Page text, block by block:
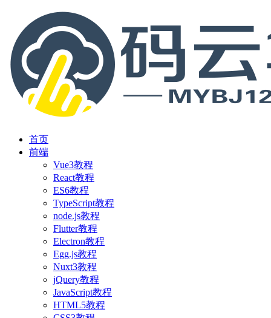
首页
前端
Vue3教程
React教程
ES6教程
TypeScript教程
node.js教程
Flutter教程
Electron教程
Egg.js教程
Nuxt3教程
jQuery教程
JavaScript教程
HTML5教程